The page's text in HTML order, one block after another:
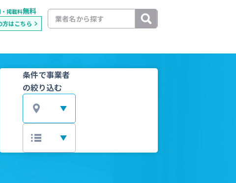
掲載料無料
方はこちら
条件で事業者
の絞り込む